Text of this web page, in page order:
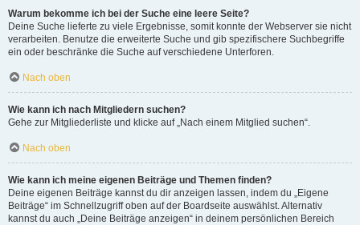
Warum bekomme ich bei der Suche eine leere Seite?
Deine Suche lieferte zu viele Ergebnisse, somit konnte der Webserver sie nicht
verarbeiten. Benutze die erweiterte Suche und gib spezifischere Suchbegriffe
ein oder beschränke die Suche auf verschiedene Unterforen.
Nach oben
Wie kann ich nach Mitgliedern suchen?
Gehe zur Mitgliederliste und klicke auf „Nach einem Mitglied suchen“.
Nach oben
Wie kann ich meine eigenen Beiträge und Themen finden?
Deine eigenen Beiträge kannst du dir anzeigen lassen, indem du „Eigene
Beiträge“ im Schnellzugriff oben auf der Boardseite auswählst. Alternativ
kannst du auch „Deine Beiträge anzeigen“ in deinem persönlichen Bereich